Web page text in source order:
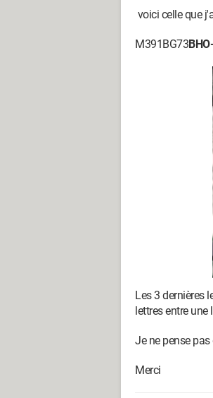
voici celle que
M391BG73
Les 3 dernières
lettres entre une
Je ne pense
Merci